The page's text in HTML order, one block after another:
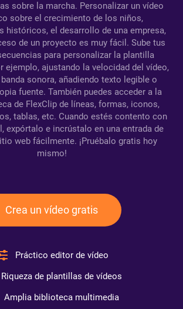
sobre la marcha. Personalizar un vídeo
sobre el crecimiento de los niños,
históricos, el desarrollo de una empresa,
de un proyecto es muy fácil. Sube tus
para personalizar la plantilla
ejemplo, ajustando la velocidad del vídeo,
sonora, añadiendo texto legible o
fuente. También puedes acceder a la
de FlexClip de líneas, formas, iconos,
tablas, etc. Cuando estés contento con
expórtalo e incrústalo en una entrada de
web fácilmente. ¡Pruébalo gratis hoy
mismo!
Crea un vídeo gratis
Práctico editor de vídeo
Riqueza de plantillas de vídeos
Amplia biblioteca multimedia